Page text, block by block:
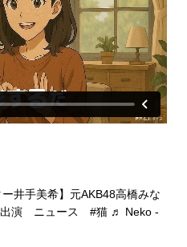
井手美希】元AKB48高橋みな
出演 ニュース #猫 ♬ Neko -